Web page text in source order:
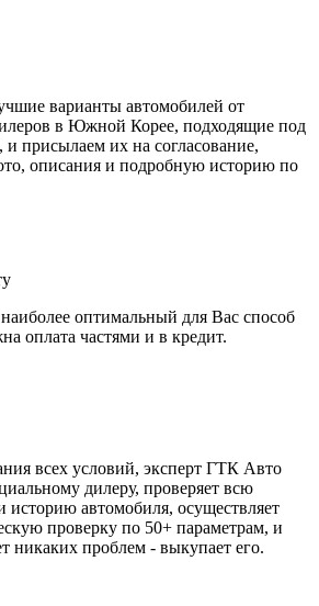
варианты автомобилей от
в Южной Корее, подходящие под
присылаем их на согласование,
описания и подробную историю по
оптимальный для Вас способ
оплата частями и в кредит.
всех условий, эксперт ГТК Авто
дилеру, проверяет всю
историю автомобиля, осуществляет
проверку по 50+ параметрам, и
никаких проблем - выкупает его.